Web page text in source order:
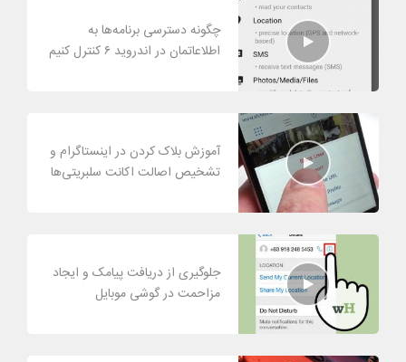
چگونه دسترسی برنامه‌ها به
اطلاعاتمان در اندروید ۶ کنترل کنیم
آموزش بلاک کردن در اینستاگرام و
تشخیص اصالت اکانت سلبریتی‌ها
جلوگیری از دریافت پیامک و ایجاد
مزاحمت در گوشی موبایل